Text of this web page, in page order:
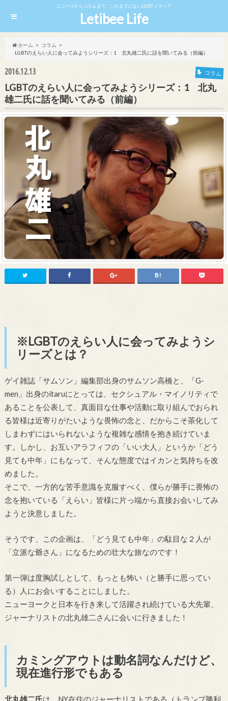
ニュースからコラムまで、これまでにないLGBTメディア
Letibee Life
ホーム
コラム
LGBTのえらい人に会ってみようシリーズ：1 北丸雄二氏に話を聞いてみる（前編）
2016.12.13 コラム
LGBTのえらい人に会ってみようシリーズ：1 北丸
雄二氏に話を聞いてみる（前編）
※LGBTのえらい人に会ってみようシ
リーズとは？
ゲイ雑誌「サムソン」編集部出身のサムソン高橋と、「G-
men」出身のitaruにとっては、セクシュアル・マイノリティで
あることを公表して、真面目な仕事や活動に取り組んでおられ
る皆様は近寄りがたいような畏怖の念と、だからこそ茶化して
しまわずにはいられないような複雑な感情を抱き続けていま
す。しかし、お互いアラフィフの「いい大人」というか「どう
見ても中年」にもなって、そんな態度ではイカンと気持ちを改
めました。
そこで、一方的な苦手意識を克服すべく、僕らが勝手に畏怖の
念を抱いている「えらい」皆様に片っ端から直接お会いしてみ
ようと決意しました。
そうです、この企画は、「どう見ても中年」の駄目な２人が
「立派な爺さん」になるための壮大な旅なのです！
第一弾は度胸試しとして、もっとも怖い（と勝手に思ってい
る）人にお会いすることにしました。
ニューヨークと日本を行き来して活躍され続けている大先輩、
ジャーナリストの北丸雄二さんに会いに行きました！
カミングアウトは動名詞なんだけど、
現在進行形でもある
北丸雄二氏は、 NY在住のジャーナリストである（トランプ勝利